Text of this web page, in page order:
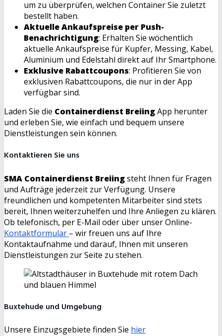
um zu überprüfen, welchen Container Sie zuletzt
bestellt haben.
Aktuelle Ankaufspreise per Push-
Benachrichtigung: Erhalten Sie wöchentlich
aktuelle Ankaufspreise für Kupfer, Messing, Kabel,
Aluminium und Edelstahl direkt auf Ihr Smartphone.
Exklusive Rabattcoupons: Profitieren Sie von
exklusiven Rabattcoupons, die nur in der App
verfügbar sind.
Laden Sie die Containerdienst BreiingApp herunter
und erleben Sie, wie einfach und bequem unsere
Dienstleistungen sein können.
Kontaktieren Sie uns
SMA Containerdienst Breiingsteht Ihnen für Fragen
und Aufträge jederzeit zur Verfügung. Unsere
freundlichen und kompetenten Mitarbeiter sind stets
bereit, Ihnen weiterzuhelfen und Ihre Anliegen zu klären.
Ob telefonisch, per E-Mail oder über unser Online-
Kontaktformular – wir freuen uns auf Ihre
Kontaktaufnahme und darauf, Ihnen mit unseren
Dienstleistungen zur Seite zu stehen.
Buxtehude und Umgebung
Unsere Einzugsgebiete finden Sie hier